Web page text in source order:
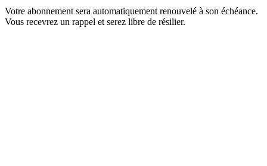
Votre abonnement sera automatiquement renouvelé à son échéance.
Vous recevrez un rappel et serez libre de résilier.